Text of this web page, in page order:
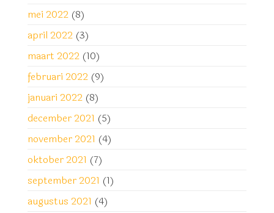
mei 2022 (8)
april 2022 (3)
maart 2022 (10)
februari 2022 (9)
januari 2022 (8)
december 2021 (5)
november 2021 (4)
oktober 2021 (7)
september 2021 (1)
augustus 2021 (4)